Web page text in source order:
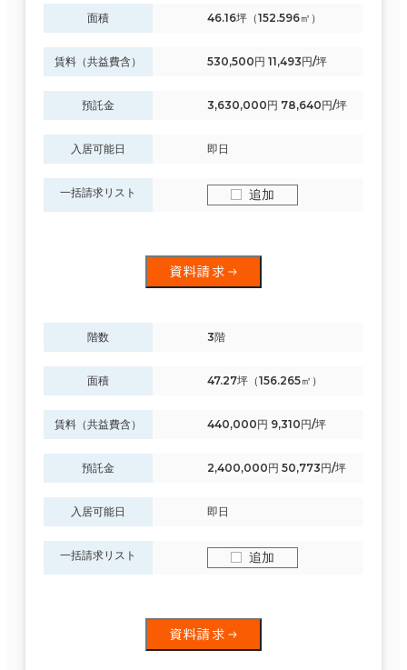
面積 46.16坪（152.596㎡）
賃料（共益費含） 530,500円 11,493円/坪
預託金 3,630,000円 78,640円/坪
入居可能日 即日
一括請求リスト 追加
資料請求
階数 3階
面積 47.27坪（156.265㎡）
賃料（共益費含） 440,000円 9,310円/坪
預託金 2,400,000円 50,773円/坪
入居可能日 即日
一括請求リスト 追加
資料請求